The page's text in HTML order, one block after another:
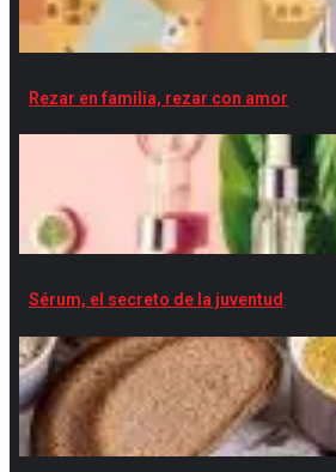
Rezar en familia, rezar con amor
Sérum, el secreto de la juventud